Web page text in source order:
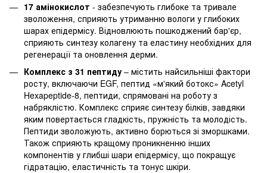
17 амінокислот - забезпечують глибоке та тривале
зволоження, сприяють утриманню вологи у глибоких
шарах епідермісу. Відновлюють пошкоджений бар'єр,
сприяють синтезу колагену та еластину необхідних для
регенерації та оновлення дерми.
Комплекс з 31 пептиду – містить найсильніші фактори
росту, включаючи EGF, пептид «м'який ботокс» Acetyl
Hexapeptide-8, пептиди, спрямовані на роботу з
набряклістю. Комплекс сприяє синтезу білків, завдяки
яким повертається гладкість, пружність та молодість.
Пептиди зволожують, активно борються зі зморшками.
Також сприяють кращому проникненню інших
компонентів у глибші шари епідермісу, що покращує
гідратацію, еластичність та тонус шкіри.